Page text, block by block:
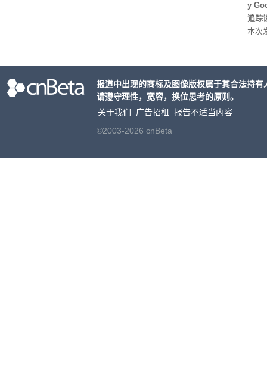
y
追踪
本次
摩托
报道中出现的商标及图像版权属于其合法持
请遵守理性，宽容，换位思考的原则。
关于我们
广告招租
报告不适当内容
©2003-2026 cnBeta